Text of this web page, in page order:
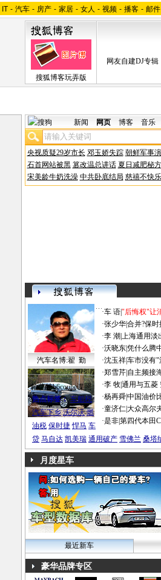
IT - 汽车 - 房产 - 家居 - 女人 - 视频 - 播客 - 邮件
搜狐博客玩弄版
网友自建DJ专辑
新闻 网页 博客 音乐
央视质疑29岁市长 邓玉娇失踪 朝鲜军事
石首网站被黑 篡改温总讲话 夏日减肥秘方
宋美龄牛奶洗澡 中共卧底结局 慈禧不快乐
汽车名博:翟 勤
帕萨特b6coupe谍照
·车 语|"后悔权"让
·张少华|合并?保
·李 潮 上海通用淡
·沃晓东|凭什么腾
·沈玉祥|车市没有"
·郑雪芹| 自主频接
·李 牧|通用与五菱
·杨再舜|中国油价
·童济仁|大众高尔
·是非|第四代本田
热点标签： 车船税
汽车下乡 沃尔沃 燃
油税 保时捷 悍马 车
贷 马自达 凯美瑞 通用破产 雪佛兰 桑塔
月度星车
最近新车
豪华品牌专区